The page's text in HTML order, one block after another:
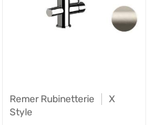
Remer Rubinetterie
X
Style